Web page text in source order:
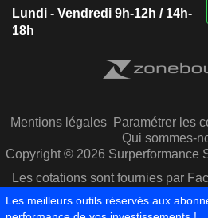
Lundi - Vendredi 9h-12h / 14h-
18h
Mentions légales Paramétrer les
Qui sommes-
Copyright © 2026 Surperformance
Les cotations sont fournies par
Capital IQ
Les meilleurs outils réservés aux